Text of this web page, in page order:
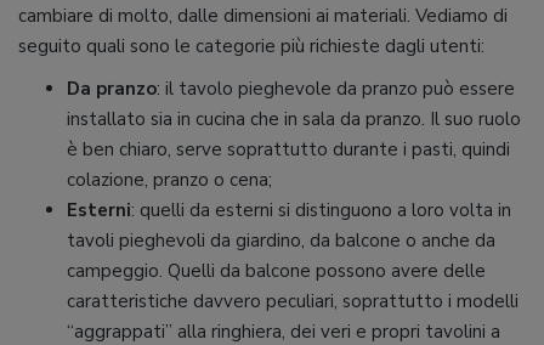
cambiare di molto, dalle dimensioni ai materiali. Vediamo di
seguito quali sono le categorie più richieste dagli utenti:
Da pranzo: il tavolo pieghevole da pranzo può essere
installato sia in cucina che in sala da pranzo. Il suo ruolo
è ben chiaro, serve soprattutto durante i pasti, quindi
colazione, pranzo o cena;
Esterni: quelli da esterni si distinguono a loro volta in
tavoli pieghevoli da giardino, da balcone o anche da
campeggio. Quelli da balcone possono avere delle
caratteristiche davvero peculiari, soprattutto i modelli
“aggrappati” alla ringhiera, dei veri e propri tavolini a